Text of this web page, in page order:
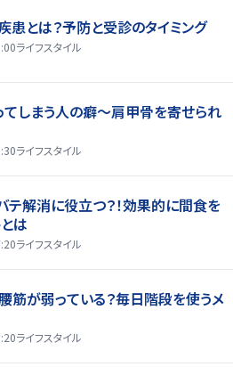
患とは？予防と受診のタイミング
ライフスタイル
てしまう人の癖～肩甲骨を寄せられ
ライフスタイル
テ解消に役立つ？！効果的に間食を
は
ライフスタイル
筋が弱っている？毎日階段を使うメ
ライフスタイル